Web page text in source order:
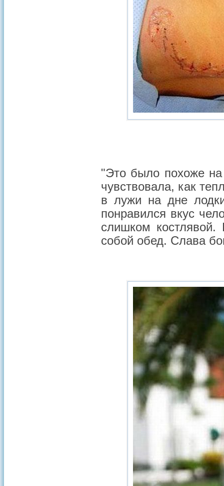
"Это было похоже
чувствовала, как
в лужи на дне
понравился вкус
слишком
собой обед. Слава